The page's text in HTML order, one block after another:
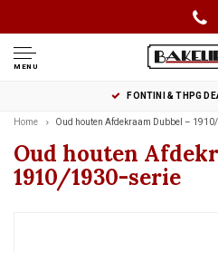
MENU
FONTINI & THPG
Home Oud houten Afdekraam Dubbel –
Oud houten
1910/1930-serie